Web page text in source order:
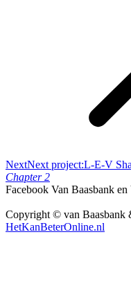
NextNext project:L-E-V
Chapter 2
Facebook Van Baasbank en
Copyright © van Baasbank
HetKanBeterOnline.nl